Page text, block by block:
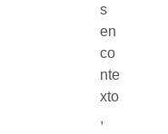
s
en
co
nte
xto
,